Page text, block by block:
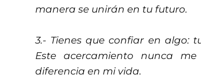
manera se unirán en tu futuro.
3.- Tienes que confiar en algo:
Este acercamiento nunca
diferencia en mi vida.